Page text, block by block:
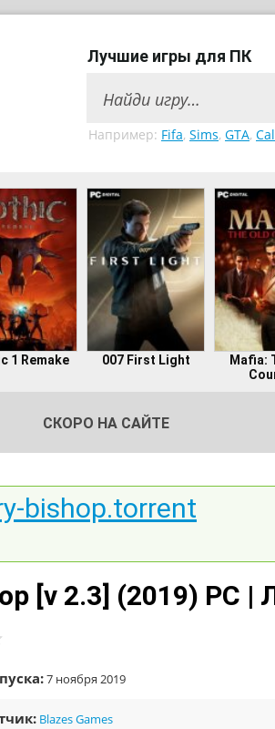
Лучшие игры для ПК
Например: Fifa, Sims, GTA,
1 Remake 007 First Light
Mafia:
СКОРО НА САЙТЕ
bishop.torrent
[v 2.3] (2019) PC |
7 ноября 2019
Blazes Games